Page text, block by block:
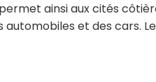
ainsi aux cités
et des cars.